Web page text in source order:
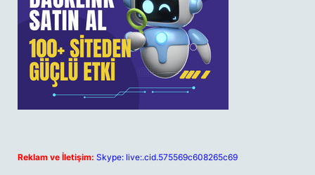
Reklam ve İletişim: Skype: live:.cid.575569c608265c69